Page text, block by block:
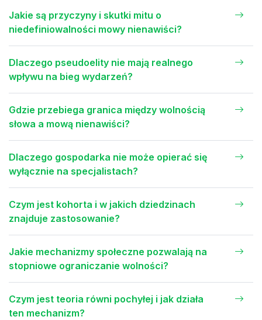
Jakie są przyczyny i skutki mitu o
niedefiniowalności mowy nienawiści?
Dlaczego pseudoelity nie mają realnego
wpływu na bieg wydarzeń?
Gdzie przebiega granica między wolnością
słowa a mową nienawiści?
Dlaczego gospodarka nie może opierać się
wyłącznie na specjalistach?
Czym jest kohorta i w jakich dziedzinach
znajduje zastosowanie?
Jakie mechanizmy społeczne pozwalają na
stopniowe ograniczanie wolności?
Czym jest teoria równi pochyłej i jak działa
ten mechanizm?